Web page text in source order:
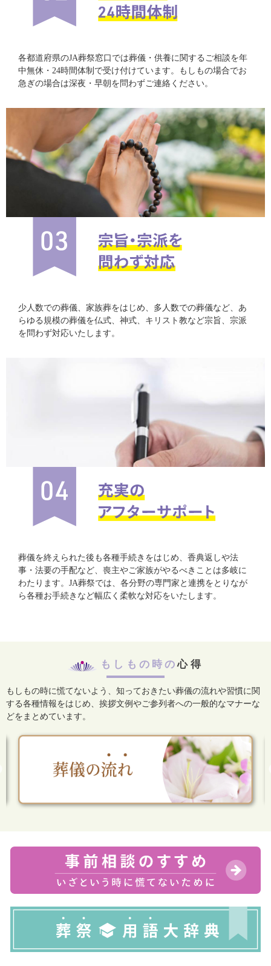
各都道府県のJA葬祭窓口では葬儀・供養に関するご相談を年
中無休・24時間体制で受け付けています。もしもの場合でお
急ぎの場合は深夜・早朝を問わずご連絡ください。
少人数での葬儀、家族葬をはじめ、多人数での葬儀など、あ
らゆる規模の葬儀を仏式、神式、キリスト教など宗旨、宗派
を問わず対応いたします。
葬儀を終えられた後も各種手続きをはじめ、香典返しや法
事・法要の手配など、喪主やご家族がやるべきことは多岐に
わたります。JA葬祭では、各分野の専門家と連携をとりなが
ら各種お手続きなど幅広く柔軟な対応をいたします。
もしもの時の心得
もしもの時に慌てないよう、知っておきたい葬儀の流れや習慣に関
する各種情報をはじめ、 挨拶文例やご参列者への一般的なマナーな
どをまとめています。